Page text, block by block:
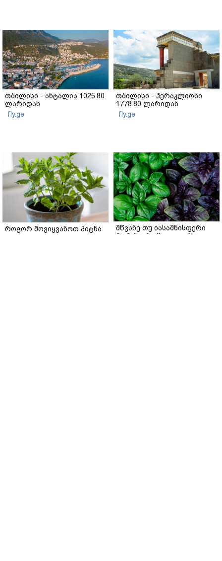
თბილისი - ანტალია 1025.80
ლარიდან
fly.ge
თბილისი - ჰერაკლიონი
1778.80 ლარიდან
fly.ge
როგორ მოვიყვანოთ პიტნა
მწვანე თუ იასამნისფერი
რეჰანი: რომელი ჯობს